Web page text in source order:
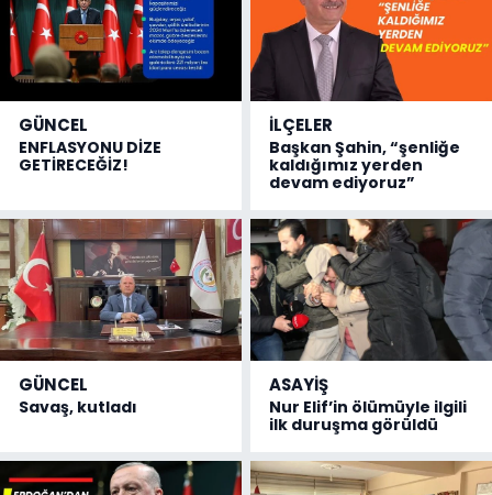
GÜNCEL
ENFLASYONU DİZE
GETİRECEĞİZ!
İLÇELER
Başkan Şahin, “şenliğe
kaldığımız yerden
devam ediyoruz”
GÜNCEL
Savaş, kutladı
ASAYİŞ
Nur Elif’in ölümüyle ilgili
ilk duruşma görüldü